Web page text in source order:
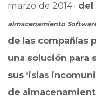
marzo de 2014- del
almacenamiento
de las compañías
una solución para
sus ‘islas
de